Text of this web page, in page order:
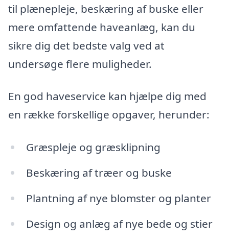
til plænepleje, beskæring af buske eller
mere omfattende haveanlæg, kan du
sikre dig det bedste valg ved at
undersøge flere muligheder.
En god haveservice kan hjælpe dig med
en række forskellige opgaver, herunder:
Græspleje og græsklipning
Beskæring af træer og buske
Plantning af nye blomster og planter
Design og anlæg af nye bede og stier